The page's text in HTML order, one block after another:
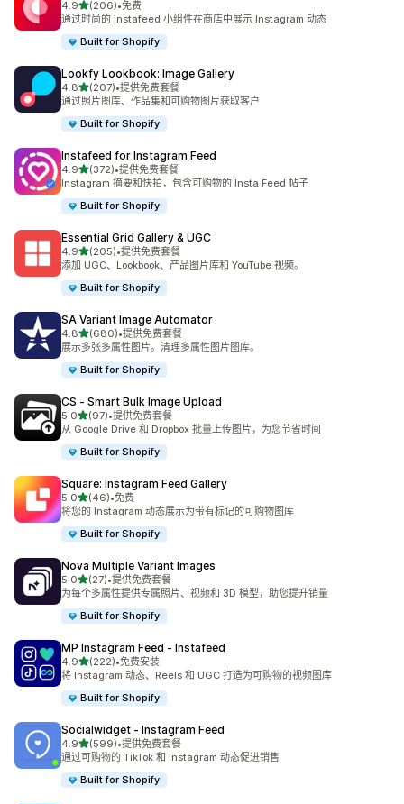
4.9星（满分 5 星）
(206)
总共 206 条评论
•免费
通过时尚的 instafeed 小组件在商店中展示 Instagram 动态
Built for Shopify
Lookfy Lookbook: Image Gallery
4.8星（满分 5 星）
(207)
总共 207 条评论
•提供免费套餐
通过照片图库、作品集和可购物图片获取客户
Built for Shopify
Instafeed for Instagram Feed
4.9星（满分 5 星）
(372)
总共 372 条评论
•提供免费套餐
Instagram 摘要和快拍，包含可购物的 Insta Feed 帖子
Built for Shopify
Essential Grid Gallery & UGC
4.9星（满分 5 星）
(205)
总共 205 条评论
•提供免费套餐
添加 UGC、Lookbook、产品图片库和 YouTube 视频。
Built for Shopify
SA Variant Image Automator
4.8星（满分 5 星）
(680)
总共 680 条评论
•提供免费套餐
展示多张多属性图片。清理多属性图片图库。
Built for Shopify
CS ‑ Smart Bulk Image Upload
5.0星（满分 5 星）
(97)
总共 97 条评论
•提供免费套餐
从 Google Drive 和 Dropbox 批量上传图片，为您节省时间
Built for Shopify
Square: Instagram Feed Gallery
5.0星（满分 5 星）
(46)
总共 46 条评论
•免费
将您的 Instagram 动态展示为带有标记的可购物图库
Built for Shopify
Nova Multiple Variant Images
5.0星（满分 5 星）
(27)
总共 27 条评论
•提供免费套餐
为每个多属性提供专属照片、视频和 3D 模型，助您提升销量
Built for Shopify
MP Instagram Feed ‑ Instafeed
4.9星（满分 5 星）
(222)
总共 222 条评论
•免费安装
将 Instagram 动态、Reels 和 UGC 打造为可购物的视频图库
Built for Shopify
Socialwidget ‑ Instagram Feed
4.9星（满分 5 星）
(599)
总共 599 条评论
•提供免费套餐
通过可购物的 TikTok 和 Instagram 动态促进销售
Built for Shopify